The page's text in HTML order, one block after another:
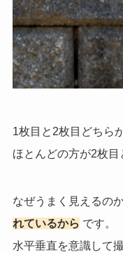
1枚目と2枚目どちら
ほとんどの方が2枚目
なぜうまく見えるの
れているから です。
水平垂直を意識して